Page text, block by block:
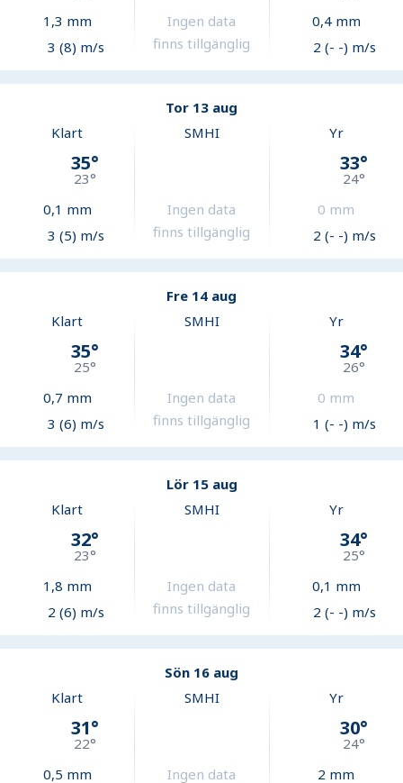
1,3 mm
3 (8) m/s
Ingen data
finns tillgänglig
0,4mm
2 (- -) m/s
Tor 13 aug
Klart
35°
23°
0,1 mm
3 (5) m/s
SMHI
Ingen data
finns tillgänglig
Yr
33°
24°
0 mm
2 (- -) m/s
Fre 14 aug
Klart
35°
25°
0,7 mm
3 (6) m/s
SMHI
Ingen data
finns tillgänglig
Yr
34°
26°
0 mm
1 (- -) m/s
Lör 15 aug
Klart
32°
23°
1,8 mm
2 (6) m/s
SMHI
Ingen data
finns tillgänglig
Yr
34°
25°
0,1 mm
2 (- -) m/s
Sön 16 aug
Klart
31°
22°
0,5 mm
SMHI
Ingen data
Yr
30°
24°
2 mm